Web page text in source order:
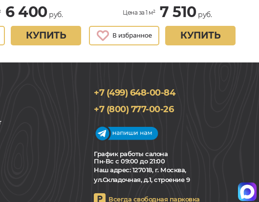
6 400руб.
КУПИТЬ
Цена за 1 м² 7 510руб.
КУПИТЬ
+7 (499) 648-00-84
+7 (800) 777-00-26
График работы салона
Пн-Вс с 09:00 до 21:00
Наш адрес:127018, г. Москва,
ул.Складочная, д.1, строение 9
Всегда свободная парковка